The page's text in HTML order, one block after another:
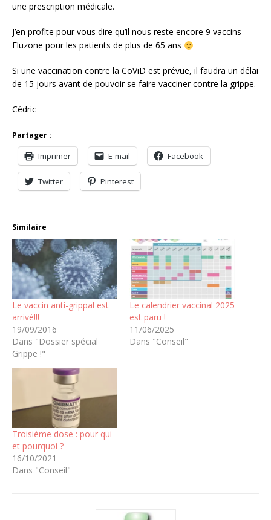
une prescription médicale.
J’en profite pour vous dire qu’il nous reste encore 9 vaccins
Fluzone pour les patients de plus de 65 ans
Si une vaccination contre la CoViD est prévue, il faudra un délai
de 15 jours avant de pouvoir se faire vacciner contre la grippe.
Cédric
Partager :
Imprimer E-mail Facebook
Twitter Pinterest
Similaire
Le vaccin anti-grippal est
arrivé!!!
19/09/2016
Dans "Dossier spécial
Grippe !"
Le calendrier vaccinal 2025
est paru !
11/06/2025
Dans "Conseil"
Troisième dose : pour qui
et pourquoi ?
16/10/2021
Dans "Conseil"